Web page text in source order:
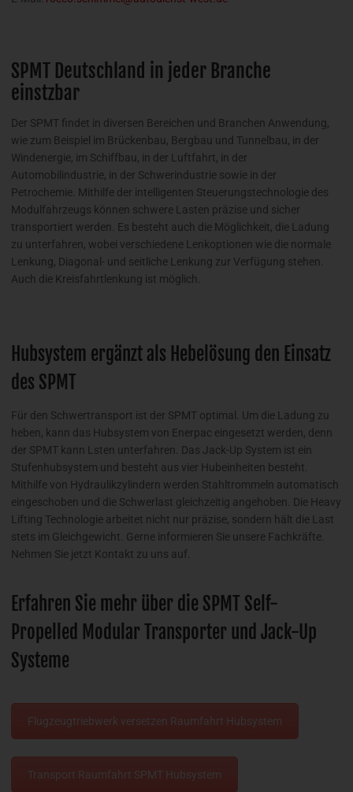
SPMT Deutschland in jeder Branche
einstzbar
Der SPMT findet in diversen Bereichen und Branchen Anwendung,
wie zum Beispiel im Brückenbau, Bergbau und Tunnelbau, in der
Windenergie, im Schiffbau, in der Luftfahrt, in der
Automobilindustrie, in der Schwerindustrie sowie in der
Petrochemie. Mithilfe der intelligenten Steuerungstechnologie des
Modulfahrzeugs können schwere Lasten präzise und sicher
transportiert werden. Es besteht auch die Möglichkeit, die Ladung
zu unterfahren, wobei verschiedene Lenkoptionen wie die normale
Lenkung, Diagonal- und seitliche Lenkung zur Verfügung stehen.
Auch die Kreisfahrtlenkung ist möglich.
Hubsystem ergänzt als Hebelösung den Einsatz
des SPMT
Für den Schwertransport ist der SPMT optimal. Um die Ladung zu
heben, kann das Hubsystem von Enerpac eingesetzt werden, denn
der SPMT kann Lsten unterfahren. Das Jack-Up System ist ein
Stufenhubsystem und besteht aus vier Hubeinheiten besteht.
Mithilfe von Hydraulikzylindern werden Stahltrommeln automatisch
eingeschoben und die Schwerlast gleichzeitig angehoben. Die Heavy
Lifting Technologie arbeitet nicht nur präzise, sondern hält die Last
stets im Gleichgewicht. Gerne informieren Sie unsere Fachkräfte.
Nehmen Sie jetzt Kontakt zu uns auf.
Erfahren Sie mehr über die SPMT Self-
Propelled Modular Transporter und Jack-Up
Systeme
Flugzeugtriebwerk versetzen Raumfahrt Hubsystem
Transport Raumfahrt SPMT Hubsystem